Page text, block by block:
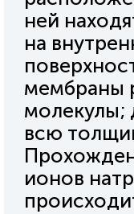
ней
на
мембраны
молекулы;
всю
ионов